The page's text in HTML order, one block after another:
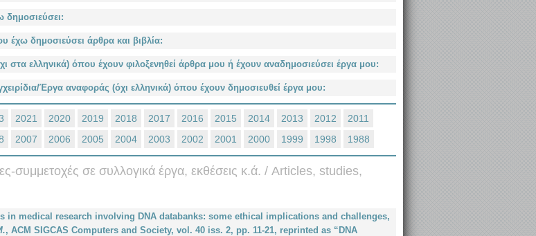
δημοσιεύσει:
έχω δημοσιεύσει άρθρα και βιβλία:
στα ελληνικά) όπου έχουν φιλοξενηθεί άρθρα μου ή έχουν αναδημοσιεύσει έργα μου:
Έργα αναφοράς (όχι ελληνικά) όπου έχουν δημοσιευθεί έργα μου:
2021 2020 2019 2018 2017 2016 2015 2014 2013 2012
2011
2007 2006 2005 2004 2003 2002 2001 2000 1999 1998 1988
συμμετοχές σε συλλογικά έργα, εκθέσεις κ.ά. / Articles, studies,
in medical research involving DNA databanks: some ethical implications and challenges,
, ACM SIGCAS Computers and Society, vol. 40 iss. 2, pp. 11-21, reprinted as “DNA